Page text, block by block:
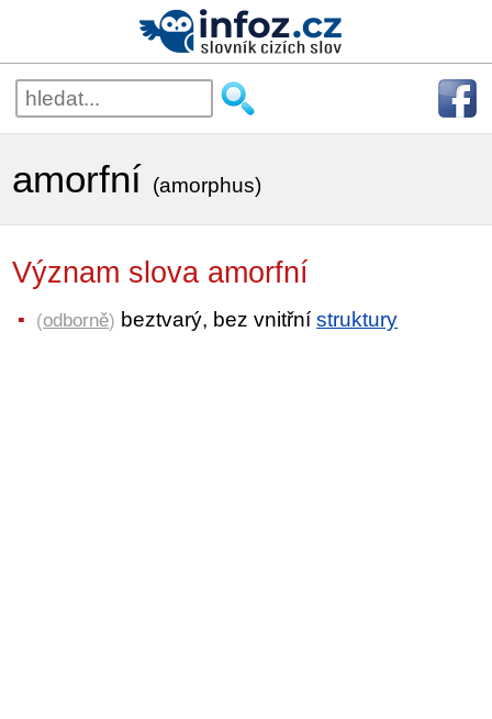
amorfní (amorphus)
Význam slova amorfní
(odborně) beztvarý, bez vnitřnístruktury